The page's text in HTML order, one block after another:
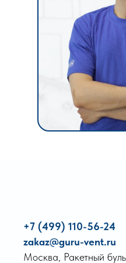
расчета.
от
+7 (499) 110-56-24
zakaz@guru-vent.ru
Москва, Ракетный